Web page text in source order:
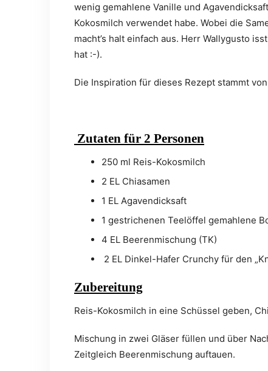
wenig gemahlene Vanille und
Kokosmilch verwendet habe. Wobei die
macht’s halt einfach aus. Herr Wallygusto
hat :-).
Die Inspiration für dieses Rezept stammt von
Zutaten für 2 Personen
250 ml Reis-Kokosmilch
2 EL Chiasamen
1 EL Agavendicksaft
1 gestrichenen Teelöffel gemahlene
4 EL Beerenmischung (TK)
2 EL Dinkel-Hafer Crunchy für den
Zubereitung
Reis-Kokosmilch in eine Schüssel geben,
Mischung in zwei Gläser füllen und über
Zeitgleich Beerenmischung auftauen.